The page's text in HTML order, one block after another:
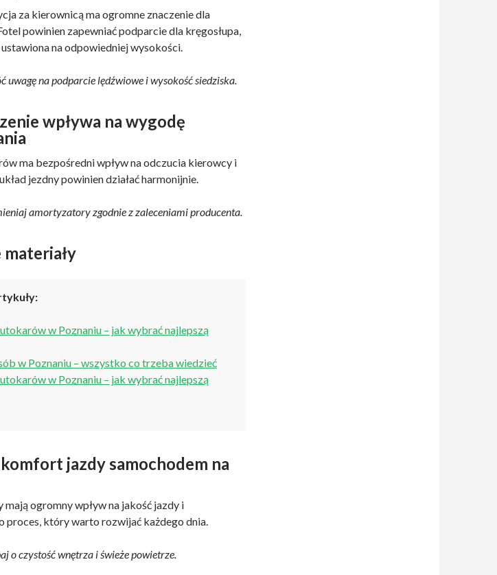
za kierownicą ma ogromne znaczenie dla
powinien zapewniać podparcie dla kręgosłupa,
na odpowiedniej wysokości.
uwagę na podparcie lędźwiowe i wysokość siedziska.
wpływa na wygodę
ma bezpośredni wpływ na odczucia kierowcy i
jezdny powinien działać harmonijnie.
amortyzatory zgodnie z zaleceniami producenta.
materiały
w Poznaniu – jak wybrać najlepszą
w Poznaniu – wszystko co trzeba wiedzieć
w Poznaniu – jak wybrać najlepszą
jazdy samochodem na
ogromny wpływ na jakość jazdy i
proces, który warto rozwijać każdego dnia.
o czystość wnętrza i świeże powietrze.